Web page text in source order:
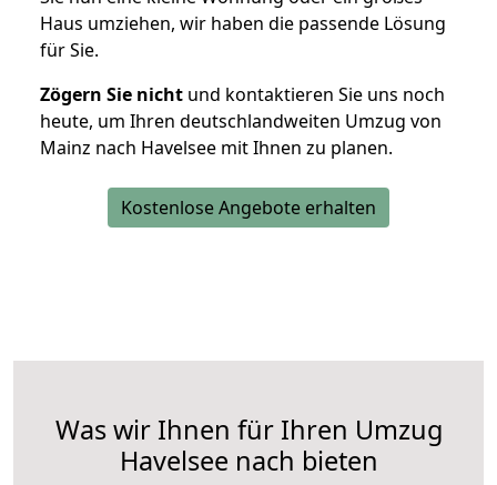
Haus umziehen, wir haben die passende Lösung
für Sie.
Zögern Sie nicht und kontaktieren Sie uns noch
heute, um Ihren deutschlandweiten Umzug von
Mainz nach Havelsee mit Ihnen zu planen.
Kostenlose Angebote erhalten
Was wir Ihnen für Ihren Umzug
Havelsee nach bieten